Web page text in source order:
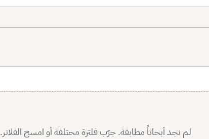
لم نجد أبحاثاً مطابقة. جرّب فلترة مختلفة أو امسح الفلاتر.